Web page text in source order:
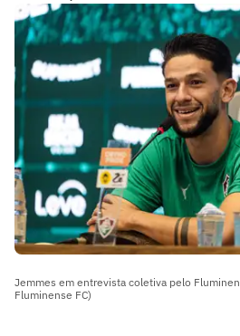
Jemmes em entrevista coletiva pelo
Fluminense FC)